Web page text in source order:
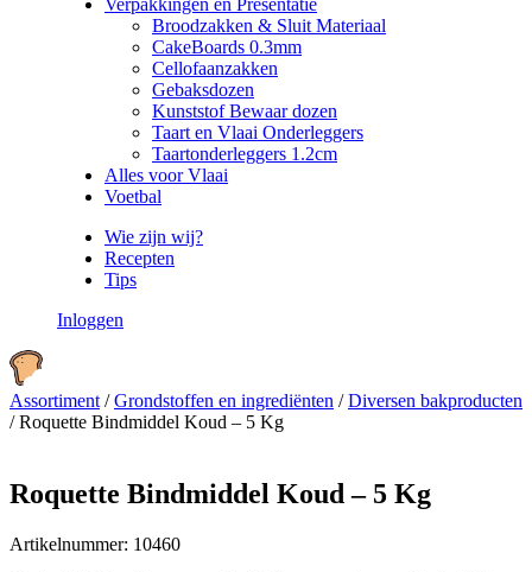
Verpakkingen en Presentatie
Broodzakken & Sluit Materiaal
CakeBoards 0.3mm
Cellofaanzakken
Gebaksdozen
Kunststof Bewaar dozen
Taart en Vlaai Onderleggers
Taartonderleggers 1.2cm
Alles voor Vlaai
Voetbal
Wie zijn wij?
Recepten
Tips
Inloggen
Assortiment /Grondstoffen en ingrediënten /Diversen bakproducten
/Roquette Bindmiddel Koud – 5 Kg
Roquette Bindmiddel Koud – 5 Kg
Artikelnummer: 10460